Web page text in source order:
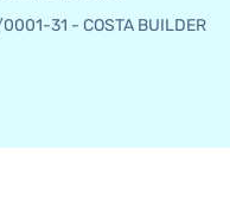
31 - COSTA BUILDER